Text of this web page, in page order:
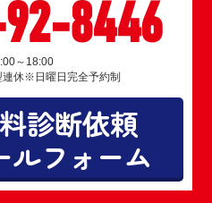
8446
～18:00
連休※日曜日完全予約制
診断依頼
ルフォーム